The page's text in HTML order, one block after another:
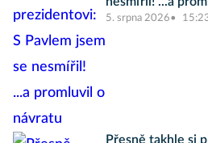
5. srpna 2026
Přesně takhle si